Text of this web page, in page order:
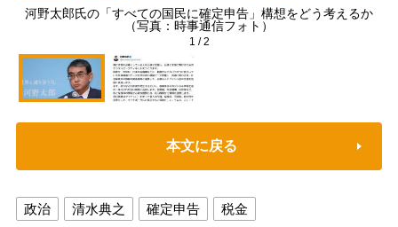
河野太郎氏の「すべての国民に確定申告」構想をどう考えるか
（写真：時事通信フォト）
1 /2
本文に戻る
政治 清水典之 確定申告 税金